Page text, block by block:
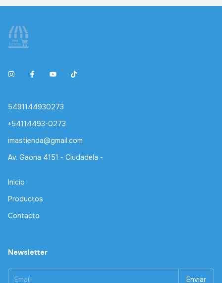
5491144930273
+54114493-0273
imastienda@gmail.com
Av. Gaona 4151 - Ciudadela -
Inicio
Productos
Contacto
Newsletter